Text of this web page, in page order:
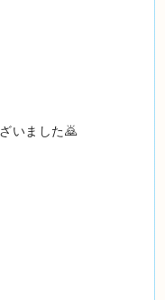
いました🙇